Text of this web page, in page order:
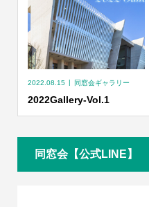
2022.08.15 同窓会ギャラリー
2022Gallery-Vol.1
同窓会【公式LINE】